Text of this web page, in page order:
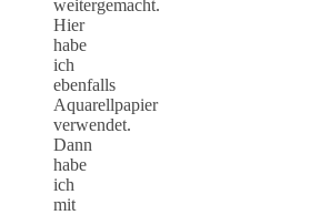
weitergemacht.
Hier
habe
ich
ebenfalls
Aquarellpapier
verwendet.
Dann
habe
ich
mit